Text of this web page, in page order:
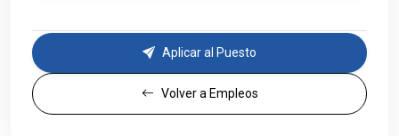
Volver a Empleos
Aplicar al Puesto